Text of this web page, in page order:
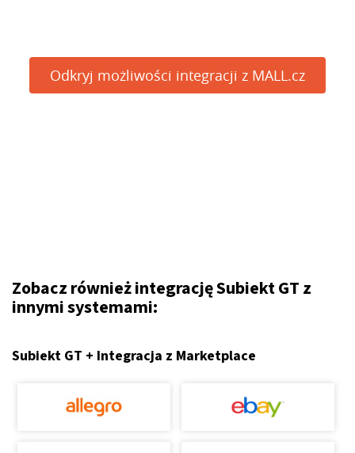
Odkryj możliwości integracji z MALL.cz
Zobacz również integrację Subiekt GT z
innymi systemami:
Subiekt GT + Integracja z Marketplace